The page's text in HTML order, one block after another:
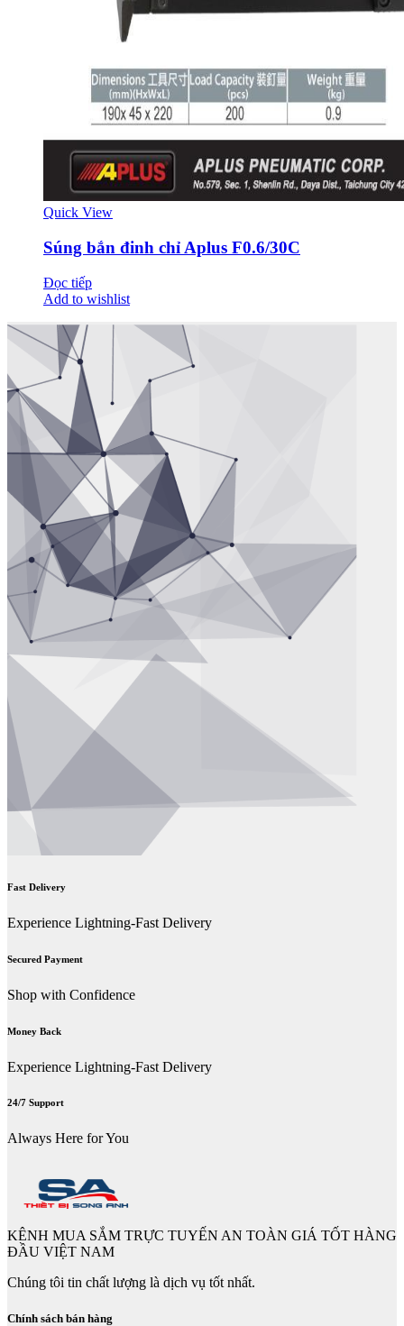
Quick View
Súng bắn đinh chỉ Aplus F0.6/30C
Đọc tiếp
Add to wishlist
Fast Delivery
Experience Lightning-Fast Delivery
Secured Payment
Shop with Confidence
Money Back
Experience Lightning-Fast Delivery
24/7 Support
Always Here for You
KÊNH MUA SẮM TRỰC TUYẾN AN TOÀN GIÁ TỐT HÀNG
ĐẦU VIỆT NAM
Chúng tôi tin chất lượng là dịch vụ tốt nhất.
Chính sách bán hàng